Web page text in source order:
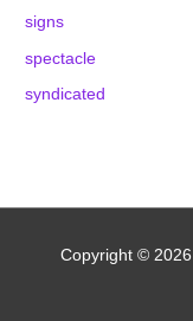
signs
spectacle
syndicated
Copyright © 2026